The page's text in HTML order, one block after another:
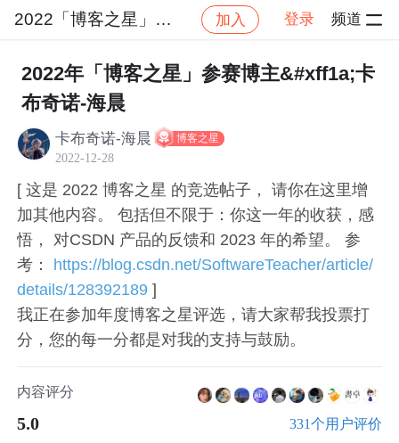
2022「博客之星」大赛 加入 登录 频道
社区 2022「博客之星」大赛 后端 帖子详情
2022年「博客之星」参赛博主&#xff1a;卡
布奇诺-海晨
卡布奇诺-海晨 博客之星
2022-12-28
[ 这是 2022 博客之星 的竞选帖子， 请你在这里增
加其他内容。 包括但不限于：你这一年的收获，感
悟， 对CSDN 产品的反馈和 2023 年的希望。 参
考：
https://blog.csdn.net/SoftwareTeacher/article/
details/128392189]
我正在参加年度博客之星评选，请大家帮我投票打
分，您的每一分都是对我的支持与鼓励。
内容评分
5.0 331个用户评价